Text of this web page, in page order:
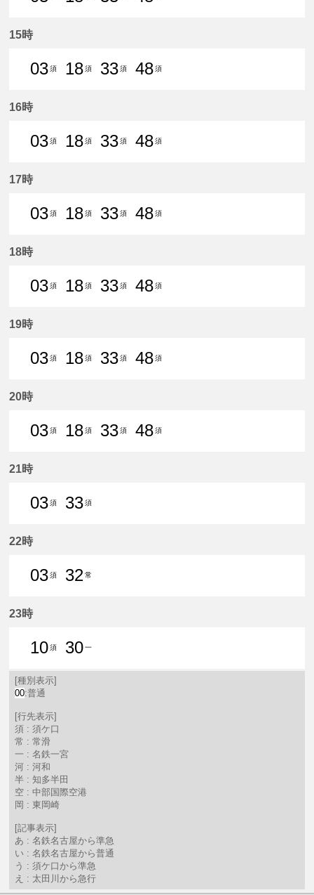
15時
03須
18須
33須
48須
16時
03須
18須
33須
48須
17時
03須
18須
33須
48須
18時
03須
18須
33須
48須
19時
03須
18須
33須
48須
20時
03須
18須
33須
48須
21時
03須
33須
22時
03須
32常
23時
10
10分はつ 普通須ケ口いき
須
30
30分はつ 普通名鉄一宮いき
一
[種別表示]
00:普通
[行先表示]
須 : 須ケ口
常 : 常滑
一 : 名鉄一宮
河 : 河和
半 : 知多半田
空 : 中部国際空港
岡 : 東岡崎
[記事表示]
あ : 名鉄名古屋から準急
い : 名鉄名古屋から普通
う : 須ケ口から準急
え : 太田川から急行